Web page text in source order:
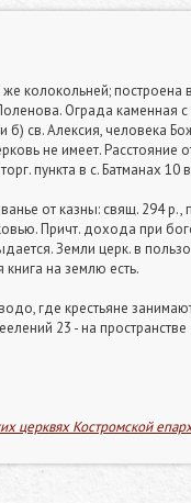
колокольней;
Ограда
б) св. Алексия,
не имеет. Расстояние
пункта в с. Батманах
от казны: свящ. 294
Причт. дохода при
Земли церк. в
книга на землю есть.
где крестьяне
23 - на
церквях Костромской